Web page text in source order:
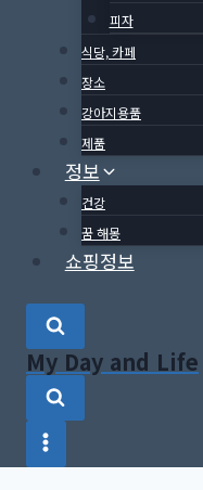
피자
식당, 카페
장소
강아지용품
제품
정보
건강
꿈 해몽
쇼핑정보
My Day and Life